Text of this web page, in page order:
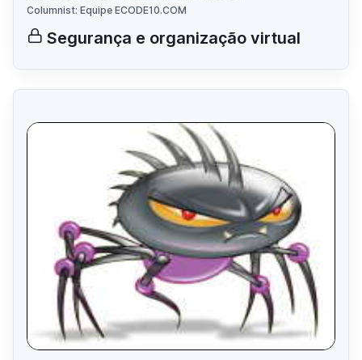
Columnist: Equipe ECODE10.COM
Segurança e organização virtual